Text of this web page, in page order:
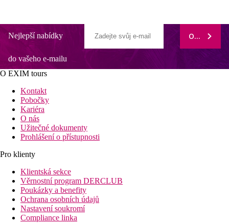
Nejlepší nabídky
do vašeho e-mailu
ODEBÍRAT
O EXIM tours
Kontakt
Pobočky
Kariéra
O nás
Užitečné dokumenty
Prohlášení o přístupnosti
Pro klienty
Klientská sekce
Věrnostní program DERCLUB
Poukázky a benefity
Ochrana osobních údajů
Nastavení soukromí
Compliance linka